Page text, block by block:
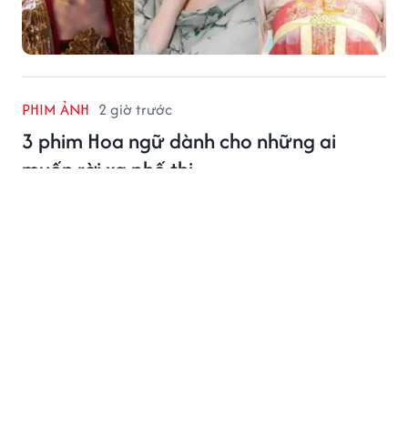
PHIM ẢNH 2 giờ trước
3 phim Hoa ngữ dành cho những ai
muốn rời xa phố thị